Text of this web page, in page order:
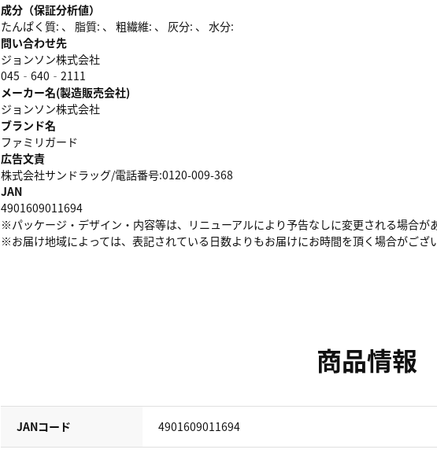
成分（保証分析値）
たんぱく質: 、 脂質: 、 粗繊維: 、 灰分: 、 水分:
問い合わせ先
ジョンソン株式会社
045‐640‐2111
メーカー名(製造販売会社)
ジョンソン株式会社
ブランド名
ファミリガード
広告文責
株式会社サンドラッグ/電話番号:0120-009-368
JAN
4901609011694
※パッケージ・デザイン・内容等は、リニューアルにより予告なしに変更される場合が
※お届け地域によっては、表記されている日数よりもお届けにお時間を頂く場合がござ
商品情報
JANコード 4901609011694